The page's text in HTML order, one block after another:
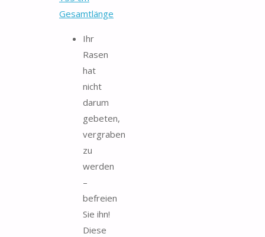
Gesamtlänge
Ihr
Rasen
hat
nicht
darum
gebeten,
vergraben
zu
werden
–
befreien
Sie ihn!
Diese